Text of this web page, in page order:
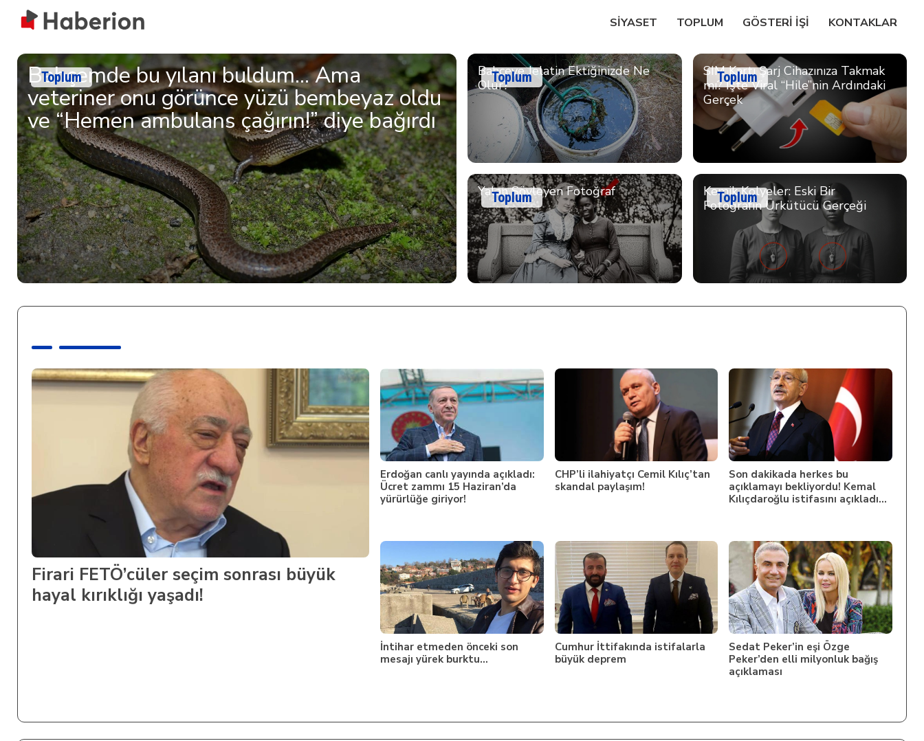
SIYASET TOPLUM GÖSTERI IŞI KONTAKLAR
Bahçemde bu yılanı buldum… Ama
veteriner onu görünce yüzü bembeyaz oldu
ve “Hemen ambulans çağırın!” diye bağırdı
Toplum
Bahçeye Jelatin Ektiğinizde Ne
Olur?
Toplum
SIM Kartı Şarj Cihazınıza Takmak
mı? İşte Viral “Hile”nin Ardındaki
Gerçek
Toplum
Yalan Söyleyen Fotoğraf
Toplum
Kemik Kolyeler: Eski Bir
Fotoğrafın Ürkütücü Gerçeği
Toplum
Firari FETÖ’cüler seçim sonrası büyük
hayal kırıklığı yaşadı!
Erdoğan canlı yayında açıkladı:
Ücret zammı 15 Haziran’da
yürürlüğe giriyor!
CHP’li ilahiyatçı Cemil Kılıç’tan
skandal paylaşım!
Son dakikada herkes bu
açıklamayı bekliyordu! Kemal
Kılıçdaroğlu istifasını açıkladı…
İntihar etmeden önceki son
mesajı yürek burktu…
Cumhur İttifakında istifalarla
büyük deprem
Sedat Peker’in eşi Özge
Peker’den elli milyonluk bağış
açıklaması